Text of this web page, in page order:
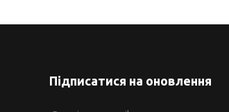
Підписатися на оновлення